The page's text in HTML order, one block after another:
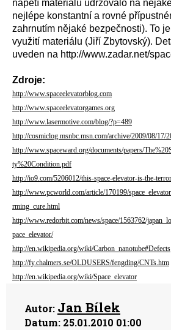
napětí materiálu udržovalo na
nejlépe konstantní a rovné
zahrnutím nějaké bezpečnosti). To
využití materiálu (Jiří Zbytovský).
uveden na http://www.zadar.net/
Zdroje:
http://www.spaceelevatorblog.com
http://www.spaceelevatorgames.org
http://www.lasermotive.com/blog/?p=489
http://cosmiclog.msnbc.msn.com/archive/2009/08/17/
http://www.spaceward.org/documents/papers/
ty%20Condition.pdf
http://io9.com/5206012/this-space-elevator-is-the-
http://www.pcworld.com/article/170199/
rming_cure.html
http://www.redorbit.com/news/space/1563762/
pace_elevator/
http://en.wikipedia.org/wiki/Carbon_nanotube#Defects
http://fy.chalmers.se/OLDUSERS/fengding/CNTs.htm
http://en.wikipedia.org/wiki/Space_elevator
Autor: Jan Bílek
Datum: 25.01.2010 01:00